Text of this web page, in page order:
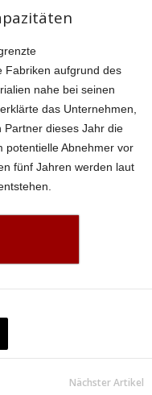
Fabriken aufgrund des
nahe bei seinen
das Unternehmen,
dieses Jahr die
potentielle Abnehmer vor
fünf Jahren werden laut
Nächster Artikel